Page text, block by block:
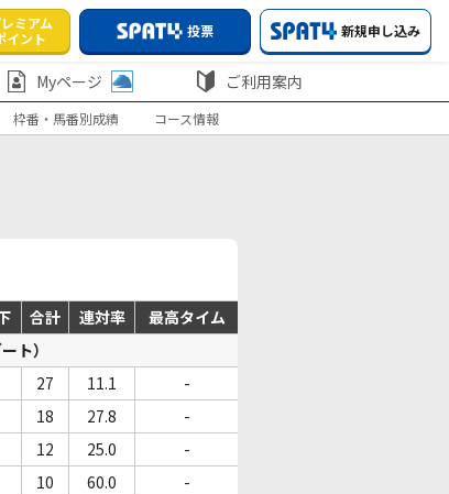
ミアム
イント
投票 新規申し込み
Myページ ご利用案内
枠番・馬番別成績 コース情報
合計 連対率
最高タイム
ト）
27 11.1
-
18 27.8
-
12 25.0
-
10 60.0
-